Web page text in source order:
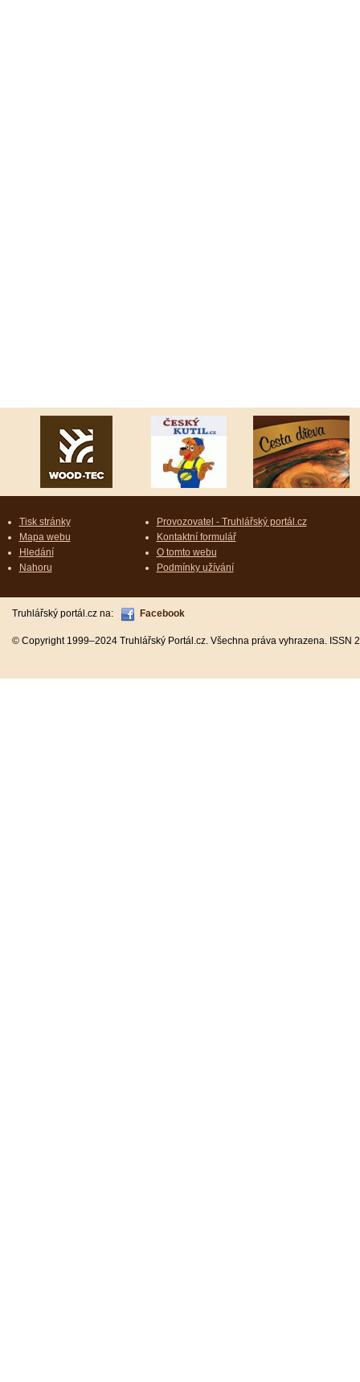
Tisk stránky
Mapa webu
Hledání
Nahoru
Provozovatel - Truhlářský portál.cz
Kontaktní formulář
O tomto webu
Podmínky užívání
Truhlářský portál.cz na: Facebook
© Copyright 1999–2024 Truhlářský Portál.cz. Všechna práva vyhrazena.